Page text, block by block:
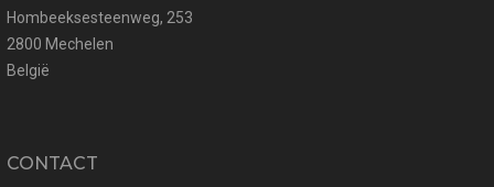
Hombeeksesteenweg, 253
2800 Mechelen
België
CONTACT